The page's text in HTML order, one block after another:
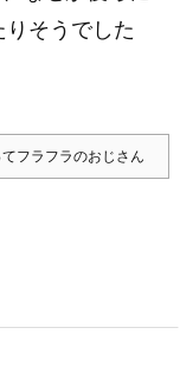
そうでした
フラフラのおじさん